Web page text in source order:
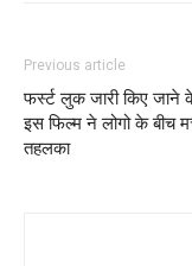
Previous article
फर्स्ट लुक जारी किए जाने
इस फिल्म ने लोगो के बीच
तहलका